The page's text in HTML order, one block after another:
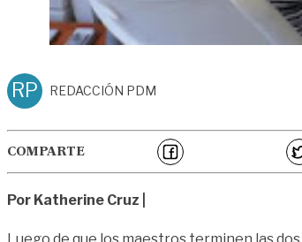
RP REDACCIÓN PDM
COMPARTE
Por Katherine Cruz |
Luego de que los maestros terminen las